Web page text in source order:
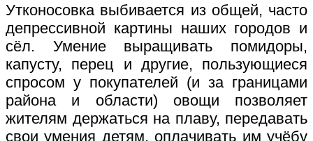
Утконосовка выбивается из общей, часто
депрессивной картины наших городов и
сёл. Умение выращивать помидоры,
капусту, перец и другие, пользующиеся
спросом у покупателей (и за границами
района и области) овощи позволяет
жителям держаться на плаву, передавать
свои умения детям, оплачивать им учёбу